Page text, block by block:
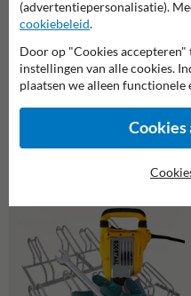
terrein
(advertentiepersonalisatie).
cookiebeleid.
Door op "Cookies accepteren"
instellingen van alle cookies.
plaatsen we alleen functionele
Cookies